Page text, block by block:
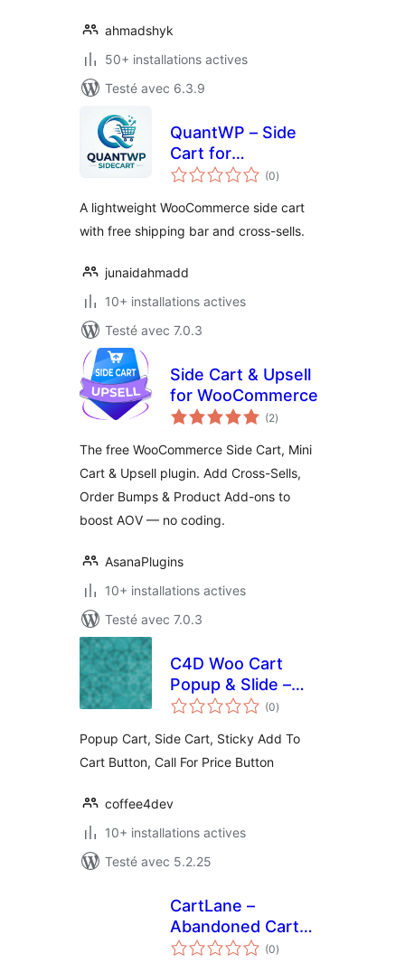
ahmadshyk
50+ installations actives
Testé avec 6.3.9
QuantWP – Side
Cart for
WooCommerce
(0notes
en
)
A lightweight WooCommerce side cart
with free shipping bar and cross-sells.
junaidahmadd
10+ installations actives
Testé avec 7.0.3
Side Cart & Upsell
for WooCommerce
(2notes
en
)
The free WooCommerce Side Cart, Mini
Cart & Upsell plugin. Add Cross-Sells,
Order Bumps & Product Add-ons to
boost AOV — no coding.
AsanaPlugins
10+ installations actives
Testé avec 7.0.3
C4D Woo Cart
Popup & Slide –
Boost Sell
(0notes
en
)
Popup Cart, Side Cart, Sticky Add To
Cart Button, Call For Price Button
coffee4dev
10+ installations actives
Testé avec 5.2.25
CartLane –
Abandoned Cart
Recovery, Side Cart
(0notes
en
)